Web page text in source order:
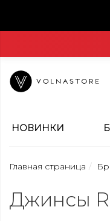
НОВИНКИ
Главная страница
Джинсы